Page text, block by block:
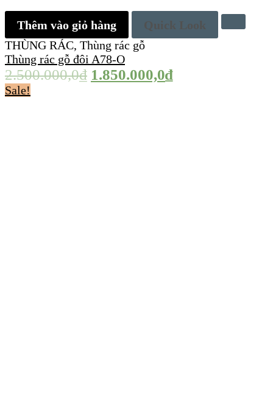
Thêm vào giỏ hàng
Quick Look
THÙNG RÁC, Thùng rác gỗ
Thùng rác gỗ đôi A78-O
2.500.000,0₫ 1.850.000,0₫
Sale!